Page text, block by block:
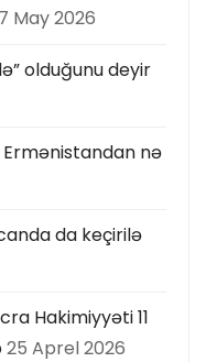
May 2026
olduğunu deyir
nə
da keçirilə
Hakimiyyəti 11
25 Aprel 2026